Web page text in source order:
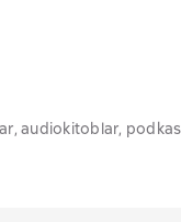
audiokitoblar,